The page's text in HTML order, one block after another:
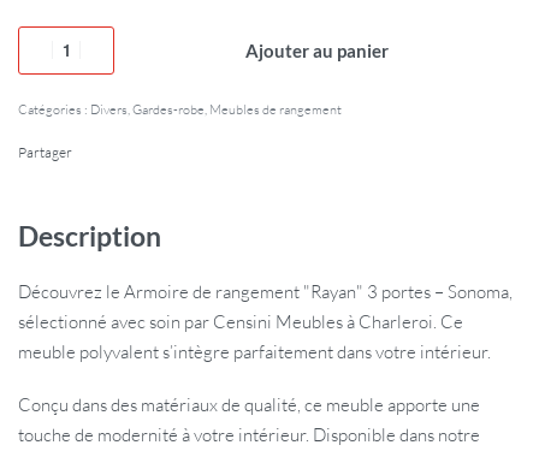
Ajouter au panier
Catégories : Divers Gardes-robe Meubles de rangement
Partager
Description
Découvrez le Armoire de rangement "Rayan" 3 portes – Sonoma,
sélectionné avec soin par Censini Meubles à Charleroi. Ce
meuble polyvalent s’intègre parfaitement dans votre intérieur.
Conçu dans des matériaux de qualité, ce meuble apporte une
touche de modernité à votre intérieur. Disponible dans notre